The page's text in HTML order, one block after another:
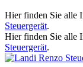
Hier finden Sie alle
Steuergerät.
Hier finden Sie alle
Steuergerät.